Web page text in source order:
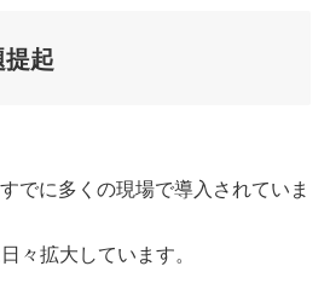
起
でに多くの現場で導入されていま
々拡大しています。